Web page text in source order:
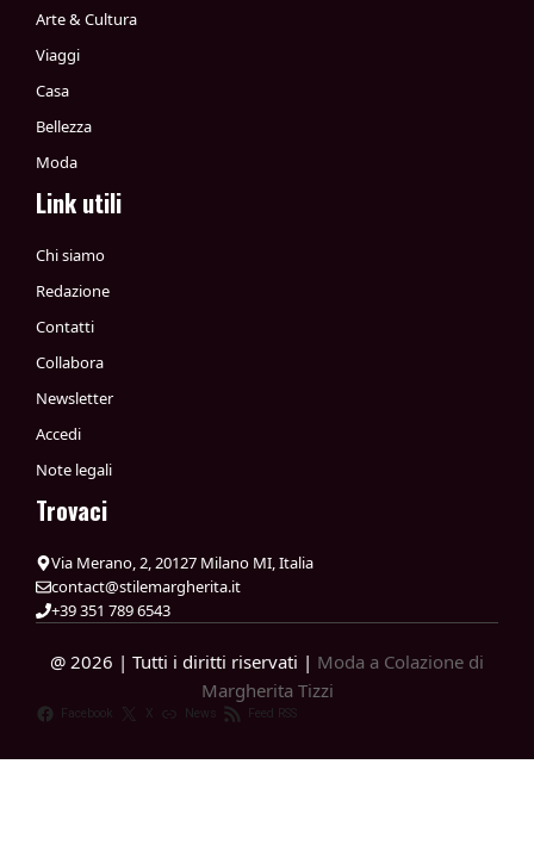
Arte & Cultura
Viaggi
Casa
Bellezza
Moda
Link utili
Chi siamo
Redazione
Contatti
Collabora
Newsletter
Accedi
Note legali
Trovaci
Via Merano, 2, 20127 Milano MI, Italia
contact@stilemargherita.it
+39 351 789 6543
@ 2026 | Tutti i diritti riservati | Moda a Colazione di
Margherita Tizzi
Facebook X News Feed RSS